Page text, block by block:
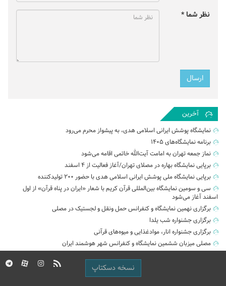
نظر شما *
آخرین
نمایشگاه پوشش ایرانی اسلامی هدی، به پیشواز محرم می‌رود
برنامه نمایشگاه‌های ۱۴۰۵
نماز جمعه تهران به امامت آیت‌الله خاتمی اقامه می‌شود
برپایی نمایشگاه بهاره در مصلای تهران/آغاز فعالیت از ۴ اسفند
برپایی نمایشگاه ملی پوشش ایرانی اسلامی هدی با حضور ۲۰۰ تولیدکننده
سی و سومین نمایشگاه بین‌المللی قرآن کریم با شعار «ایران در پناه قرآن» از اول
اسفند آغاز می‌شود
برگزاری نهمین نمایشگاه و کنفرانس حمل‌ ونقل و لجستیک در مصلی
برگزاری جشنواره شب یلدا
برگزاری جشنواره انار، موادغذایی و میوه‌های قرآنی
مصلی میزبان ششمین نمایشگاه و کنفرانس شهر هوشمند ایران
نسخه دسکتاپ